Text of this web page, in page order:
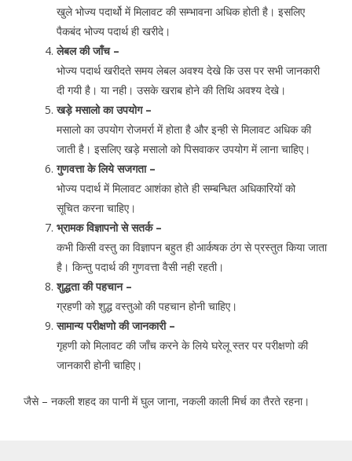
खुले भोज्य पदार्थो में मिलावट की सम्भावना अधिक होती है। इसलिए
पैकबंद भोज्य पदार्थ ही खरीदे।
लेबल की जाँच –
भोज्य पदार्थ खरीदते समय लेबल अवश्य देखे कि उस पर सभी जानकारी
दी गयी है। या नही। उसके खराब होने की तिथि अवश्य देखे।
खड़े मसालो का उपयोग –
मसालो का उपयोग रोजमर्रा में होता है और इन्ही से मिलावट अधिक की
जाती है। इसलिए खड़े मसालो को पिसवाकर उपयोग में लाना चाहिए।
गुणवत्ता के लिये सजगता –
भोज्य पदार्थ में मिलावट आशंका होते ही सम्बन्धित अधिकारियों को
सूचित करना चाहिए।
भ्रामक विज्ञापनो से सतर्क –
कभी किसी वस्तु का विज्ञापन बहुत ही आर्कषक ठंग से प्रस्तुत किया जाता
है। किन्तु पदार्थ की गुणवत्ता वैसी नही रहती।
शुद्धता की पहचान –
ग्रहणी को शुद्ध वस्तुओ की पहचान होनी चाहिए।
सामान्य परीक्षणो की जानकारी –
गृहणी को मिलावट की जाँच करने के लिये घरेलू स्तर पर परीक्षणो की
जानकारी होनी चाहिए।
जैसे – नकली शहद का पानी में घुल जाना, नकली काली मिर्च का तैरते रहना।